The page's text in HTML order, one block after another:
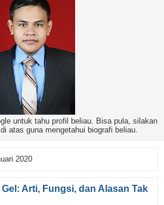
untuk tahu profil beliau. Bisa pula, silakan
atas guna mengetahui biografi beliau.
2020
Arti, Fungsi, dan Alasan Tak